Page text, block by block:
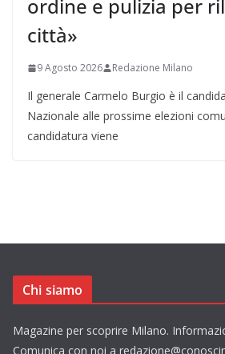
ordine e pulizia per
città»
9 Agosto 2026 Redazione Milano
Il generale Carmelo Burgio è il
Nazionale alle prossime elezioni
candidatura viene
Chi siamo
Magazine per scoprire Milano.
Comunica con noi a